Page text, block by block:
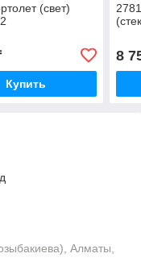
(свет)
Купить
8
Алматы,